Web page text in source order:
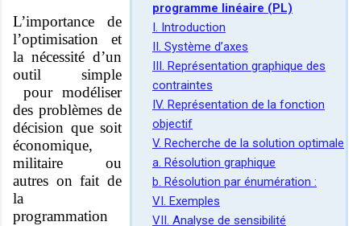
programme linéaire (PL)
I. Introduction
II. Système d’axes
III. Représentation graphique des
contraintes
IV. Représentation de la fonction
objectif
V. Recherche de la solution optimale
a. Résolution graphique
b. Résolution par énumération :
VI. Exemples
VII. Analyse de sensibilité
L’importance de
l’optimisation et
la nécessité d’un
outil simple
pour modéliser
des problèmes de
décision que soit
économique,
militaire ou
autres on fait de
la
programmation